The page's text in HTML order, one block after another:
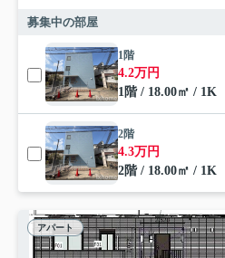
募集中の部屋
1階
4.2万円
1階 / 18.00㎡ / 1K
2階
4.3万円
2階 / 18.00㎡ / 1K
アパート